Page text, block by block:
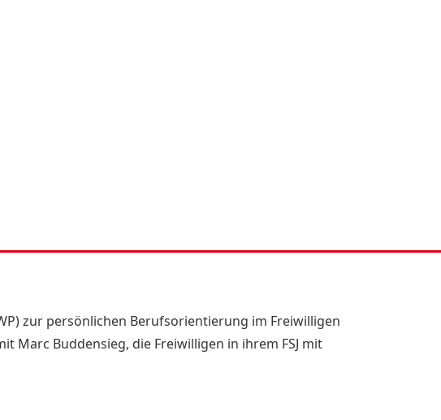
zur persönlichen Berufsorientierung im Freiwilligen
Marc Buddensieg, die Freiwilligen in ihrem FSJ mit